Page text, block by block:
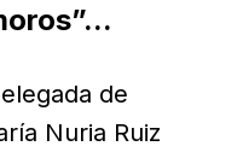
de
Nuria Ruiz